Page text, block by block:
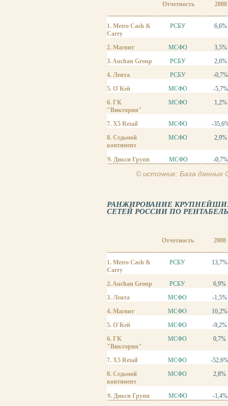
Отчетность 2008
1. Metro Cash &
Carry
РСБУ 6,6%
2. Магнит МСФО
3,5%
3. Auchan Group
РСБУ
2,6%
4. Лента
РСБУ
-0,7%
5. О`Кей
МСФО
-5,7%
6. ГК
"Виктория"
МСФО 1,2%
7. X5 Retail МСФО
-
8. Седьмой
континент
МСФО 2,9%
9. Дикси Групп МСФО -0,7%
© источник: База
РАНЖИРОВАНИЕ
СЕТЕЙ РОССИИ ПО
Отчетность 2008
1. Metro Cash &
Carry
РСБУ 13,7%
2. Auchan Group РСБУ
6,9%
3. Лента
МСФО
-1,5%
4. Магнит
МСФО
10,2%
5. О`Кей
МСФО
-9,2%
6. ГК
"Виктория"
МСФО 0,7%
7. X5 Retail МСФО
-
8. Седьмой
континент
МСФО 2,8%
9. Дикси Групп МСФО -1,4%